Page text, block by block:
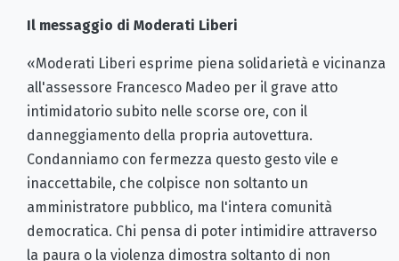
Il messaggio di Moderati Liberi
«Moderati Liberi esprime piena solidarietà e vicinanza
all'assessore Francesco Madeo per il grave atto
intimidatorio subito nelle scorse ore, con il
danneggiamento della propria autovettura.
Condanniamo con fermezza questo gesto vile e
inaccettabile, che colpisce non soltanto un
amministratore pubblico, ma l'intera comunità
democratica. Chi pensa di poter intimidire attraverso
la paura o la violenza dimostra soltanto di non